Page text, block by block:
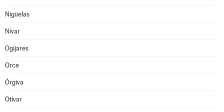
Nigüelas
Nívar
Ogíjares
Orce
Órgiva
Otívar